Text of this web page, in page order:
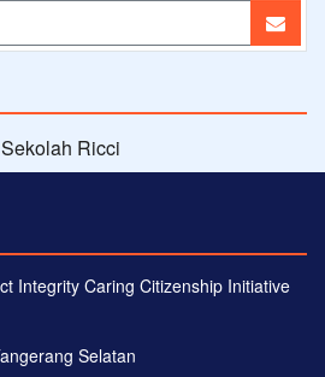
Integrity Caring Citizenship Initiative
Selatan